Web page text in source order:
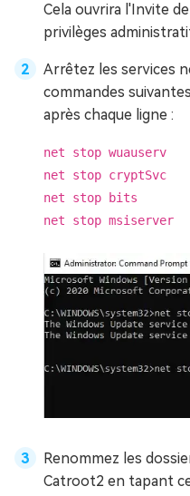
Cela ouvrira l'Invite
privilèges
Arrêtez les services
commandes
après chaque ligne :
net stop wuauserv
net stop cryptSvc
net stop bits
net stop msiserver
Renommez les
Catroot2 en tapant